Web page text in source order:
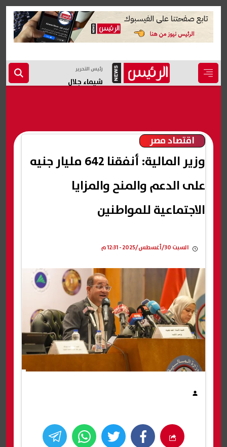
رئيس التحرير
شيماء جلال
اقتصاد مصر
وزير المالية: أنفقنا 642 مليار جنيه
على الدعم والمنح والمزايا
الاجتماعية للمواطنين
السبت 30/أغسطس/2025 - 12:31 م